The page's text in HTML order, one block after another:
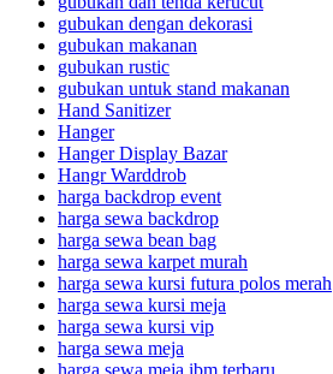
gubukan dengan dekorasi
gubukan makanan
gubukan rustic
gubukan untuk stand makanan
Hand Sanitizer
Hanger
Hanger Display Bazar
Hangr Warddrob
harga backdrop event
harga sewa backdrop
harga sewa bean bag
harga sewa karpet murah
harga sewa kursi futura polos merah
harga sewa kursi meja
harga sewa kursi vip
harga sewa meja